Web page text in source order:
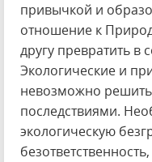
привычкой и
отношение к
другу превратить
Экологические и
невозможно
последствиями.
экологическую